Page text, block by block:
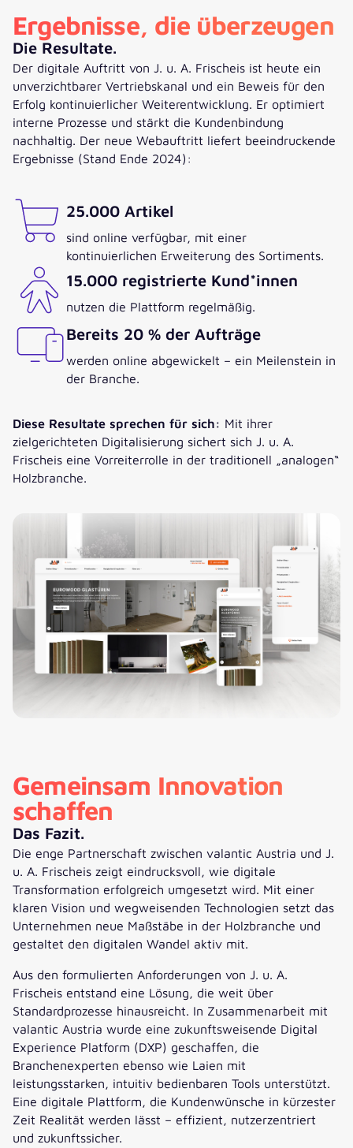
Ergebnisse, die überzeugen
Die Resultate.
Der digitale Auftritt von J. u. A. Frischeis ist heute ein
unverzichtbarer Vertriebskanal und ein Beweis für den
Erfolg kontinuierlicher Weiterentwicklung. Er optimiert
interne Prozesse und stärkt die Kundenbindung
nachhaltig. Der neue Webauftritt liefert beeindruckende
Ergebnisse (Stand Ende 2024):
25.000 Artikel
sind online verfügbar, mit einer
kontinuierlichen Erweiterung des Sortiments.
15.000 registrierte Kund*innen
nutzen die Plattform regelmäßig.
Bereits 20 % der Aufträge
werden online abgewickelt – ein Meilenstein in
der Branche.
Diese Resultate sprechen für sich: Mit ihrer
zielgerichteten Digitalisierung sichert sich J. u. A.
Frischeis eine Vorreiterrolle in der traditionell „analogen“
Holzbranche.
Gemeinsam Innovation
schaffen
Das Fazit.
Die enge Partnerschaft zwischen valantic Austria und J.
u. A. Frischeis zeigt eindrucksvoll, wie digitale
Transformation erfolgreich umgesetzt wird. Mit einer
klaren Vision und wegweisenden Technologien setzt das
Unternehmen neue Maßstäbe in der Holzbranche und
gestaltet den digitalen Wandel aktiv mit.
Aus den formulierten Anforderungen von J. u. A.
Frischeis entstand eine Lösung, die weit über
Standardprozesse hinausreicht. In Zusammenarbeit mit
valantic Austria wurde eine zukunftsweisende Digital
Experience Platform (DXP) geschaffen, die
Branchenexperten ebenso wie Laien mit
leistungsstarken, intuitiv bedienbaren Tools unterstützt.
Eine digitale Plattform, die Kundenwünsche in kürzester
Zeit Realität werden lässt – effizient, nutzerzentriert
und zukunftssicher.